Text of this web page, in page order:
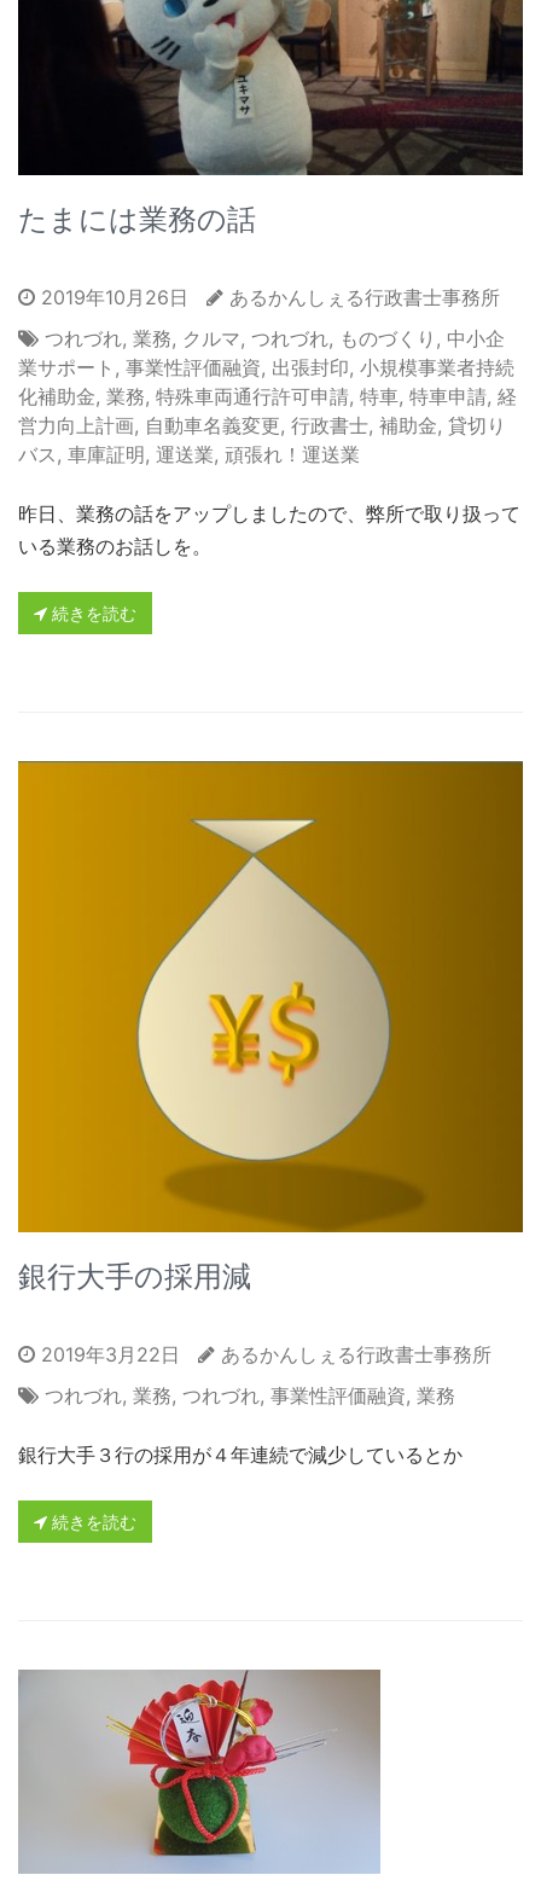
たまには業務の話
2019年10月26日
あるかんしぇる行政書士事務所
つれづれ, 業務, クルマ, つれづれ, ものづくり , 中小企
業サポート , 事業性評価融資, 出張封印, 小規模事業者持続
化補助金, 業務, 特殊車両通行許可申請, 特車, 特車申請, 経
営力向上計画, 自動車名義変更, 行政書士, 補助金, 貸切り
バス, 車庫証明, 運送業, 頑張れ！運送業
昨日、業務の話をアップしましたので、弊所で取り扱って
いる業務のお話しを。
続きを読む
銀行大手の採用減
2019年3月22日
あるかんしぇる行政書士事務所
つれづれ, 業務, つれづれ, 事業性評価融資, 業務
銀行大手３行の採用が４年連続で減少しているとか
続きを読む